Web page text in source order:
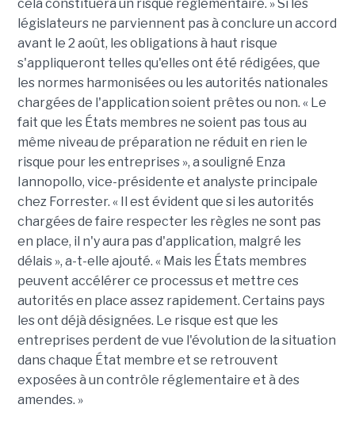
cela constituera un risque réglementaire. » Si les
législateurs ne parviennent pas à conclure un accord
avant le 2 août, les obligations à haut risque
s'appliqueront telles qu'elles ont été rédigées, que
les normes harmonisées ou les autorités nationales
chargées de l'application soient prêtes ou non. « Le
fait que les États membres ne soient pas tous au
même niveau de préparation ne réduit en rien le
risque pour les entreprises », a souligné Enza
Iannopollo, vice-présidente et analyste principale
chez Forrester. « Il est évident que si les autorités
chargées de faire respecter les règles ne sont pas
en place, il n'y aura pas d'application, malgré les
délais », a-t-elle ajouté. « Mais les États membres
peuvent accélérer ce processus et mettre ces
autorités en place assez rapidement. Certains pays
les ont déjà désignées. Le risque est que les
entreprises perdent de vue l'évolution de la situation
dans chaque État membre et se retrouvent
exposées à un contrôle réglementaire et à des
amendes. »